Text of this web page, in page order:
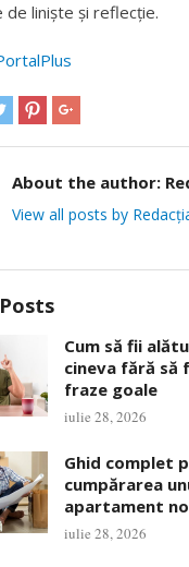
de liniște și reflecție.
About the author:
View all posts by
Cum să fii
cineva fără să
fraze goale
iulie 28, 2026
Ghid complet
cumpărarea
apartament
iulie 28, 2026